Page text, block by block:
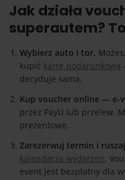
Jak działa
superautem?
Wybierz auto i tor.
kupić kartę podarunkową
decyduje sama.
Kup voucher online — e-
przez PayU lub przelew.
prezentowe.
Zarezerwuj termin i
kalendarza wydarzeń.
event jest bezpłatny dla